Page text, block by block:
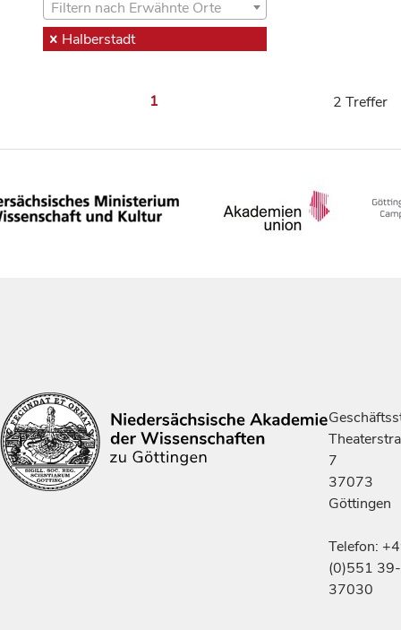
Filtern nach Erwähnte Orte
Halberstadt
1 2 Treffer
7
37073
Göttingen
Telefon:
(0)551 39-
37030